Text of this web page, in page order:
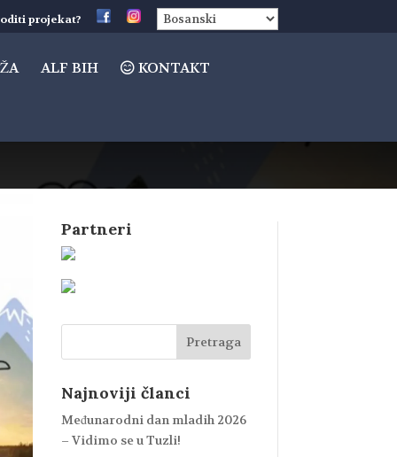
projekat?
ALF BIH KONTAKT
Partneri
Najnoviji članci
Međunarodni dan mladih 2026
– Vidimo se u Tuzli!